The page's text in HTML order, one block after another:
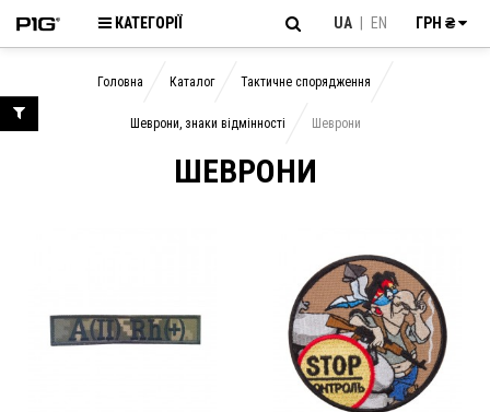
КАТЕГОРІЇ UA EN ГРН ₴
Головна Каталог Тактичне спорядження
Шеврони, знаки відмінності Шеврони
ШЕВРОНИ